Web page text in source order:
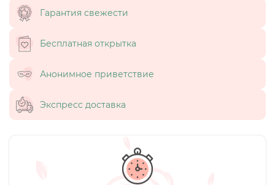
Гарантия свежести
Бесплатная открытка
Анонимное приветствие
Экспресс доставка